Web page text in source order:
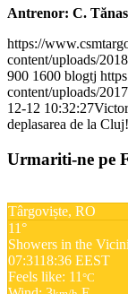
Antrenor: C.
https://
content/uploads/
900 1600 blogtj
content/uploads/
12-12 10:32:27
deplasarea de la Cluj!
Urmariti-ne pe
Târgoviște, RO
11°
Showers in the
07:3118:36 EEST
Feels like: 11 °C